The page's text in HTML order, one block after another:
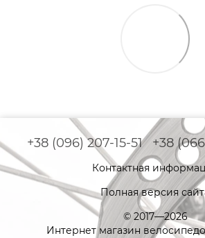
+38 (096) 207-15-51 +38
Контактная
Полная версия
© 2017—2026
Интернет магазин